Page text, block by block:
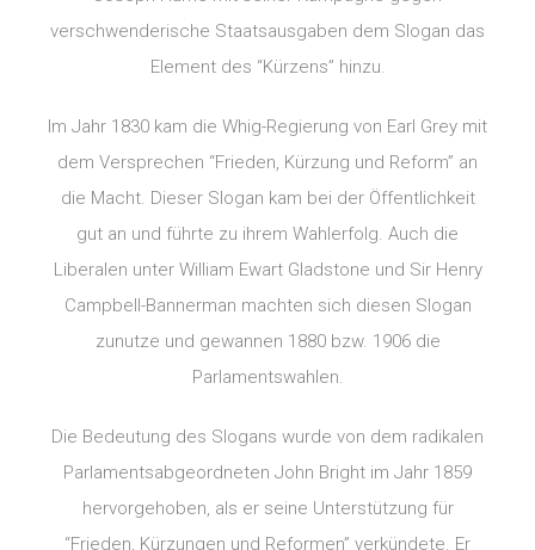
verschwenderische Staatsausgaben dem Slogan das
Element des “Kürzens” hinzu.
Im Jahr 1830 kam die Whig-Regierung von Earl Grey mit
dem Versprechen “Frieden, Kürzung und Reform” an
die Macht. Dieser Slogan kam bei der Öffentlichkeit
gut an und führte zu ihrem Wahlerfolg. Auch die
Liberalen unter William Ewart Gladstone und Sir Henry
Campbell-Bannerman machten sich diesen Slogan
zunutze und gewannen 1880 bzw. 1906 die
Parlamentswahlen.
Die Bedeutung des Slogans wurde von dem radikalen
Parlamentsabgeordneten John Bright im Jahr 1859
hervorgehoben, als er seine Unterstützung für
“Frieden, Kürzungen und Reformen” verkündete. Er